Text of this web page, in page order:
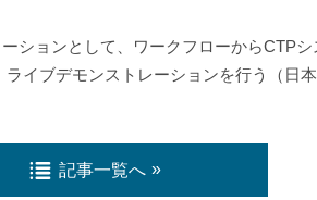
ションとして、ワークフローからCTP
イブデモンストレーションを行う（日本
記事一覧へ